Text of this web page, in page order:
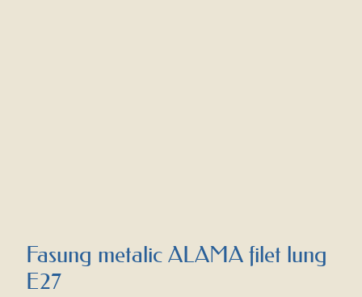
Fasung metalic ALAMA filet lung
E27